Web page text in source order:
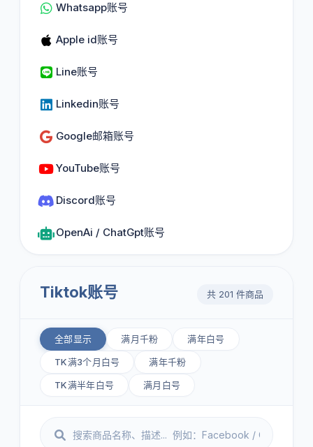
Whatsapp账号
Apple id账号
Line账号
Linkedin账号
Google邮箱账号
YouTube账号
Discord账号
OpenAi / ChatGpt账号
Tiktok账号 共 201 件商品
全部显示 满月千粉 满年白号
TK满3个月白号 满年千粉
TK满半年白号 满月白号